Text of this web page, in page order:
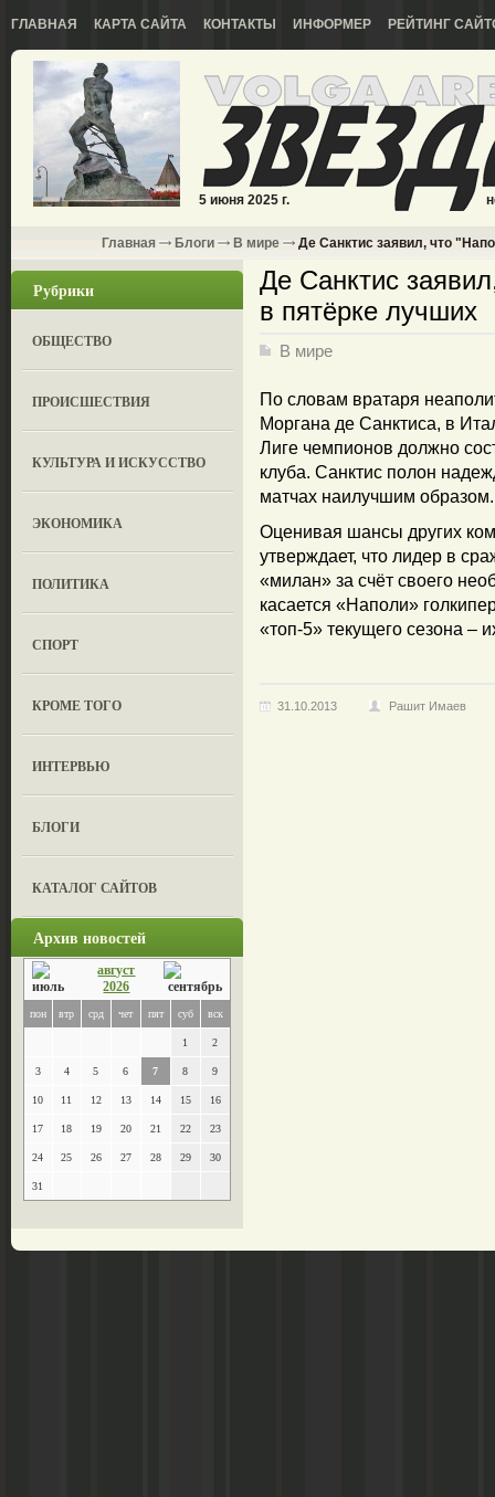
ГЛАВНАЯ КАРТА САЙТА КОНТАКТЫ ИНФОРМЕР РЕЙТИНГ
5 июня 2025 г.
Главная Блоги В мире Де Санктис заявил, что
Рубрики
ОБЩЕСТВО
ПРОИСШЕСТВИЯ
КУЛЬТУРА И ИСКУССТВО
ЭКОНОМИКА
ПОЛИТИКА
СПОРТ
КРОМЕ ТОГО
ИНТЕРВЬЮ
БЛОГИ
КАТАЛОГ САЙТОВ
Архив новостей
август
2026
пон втр срд чет пят суб вск
1 2
3 4 5 6 7 8 9
10 11 12 13 14 15 16
17 18 19 20 21 22 23
24 25 26 27 28 29 30
31
Де Санктис
в пятёрке лучших
В мире
По словам вратаря
Моргана де Санктиса, в
Лиге чемпионов должно
клуба. Санктис полон
матчах наилучшим образом.
Оценивая шансы других
утверждает, что лидер в
«милан» за счёт своего
касается «Наполи»
«топ-5» текущего сезона –
31.10.2013 Рашит Имаев